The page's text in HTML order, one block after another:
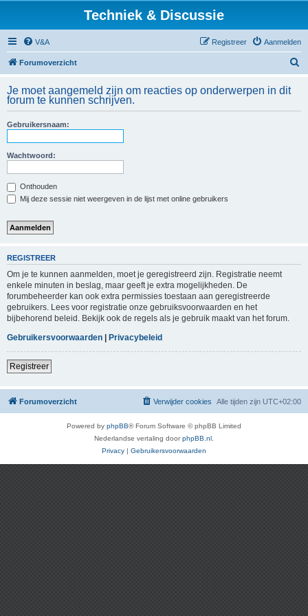
Techniek & Discussie
V&A Aanmelden
Registreer
Forumoverzicht
k
Je moet aangemeld zijn om reacties op onderwerpen in dit
forum te kunnen schrijven.
Gebruikersnaam:
Wachtwoord:
Onthouden
Mij deze sessie niet weergeven in de lijst met online gebruikers
REGISTREER
Om je te kunnen aanmelden, moet je geregistreerd zijn. Registratie neemt
enkele minuten in beslag, maar geeft je extra mogelijkheden. De
forumbeheerder kan ook extra permissies toestaan aan geregistreerde
gebruikers. Lees voor registratie onze gebruiksvoorwaarden en het
bijbehorend beleid. Bekijk ook de regels als je gebruik maakt van het forum.
Gebruikersvoorwaarden | Privacybeleid
Registreer
Forumoverzicht Alle tijden zijn UTC+02:00
Verwijder cookies
Powered by phpBB® Forum Software © phpBB Limited
Nederlandse vertaling doorphpBB.nl
Privacy | Gebruikersvoorwaarden